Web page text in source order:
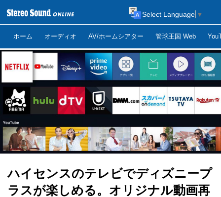
ホーム オーディオ AV/ホームシアター 管球王国 Web
Select Language ▼
ハイセンスのテレビでディズニープ
ラスが楽しめる。オリジナル動画再